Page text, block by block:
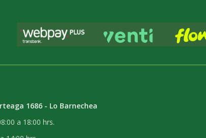
1686 - Lo Barnechea
a 18:00 hrs.